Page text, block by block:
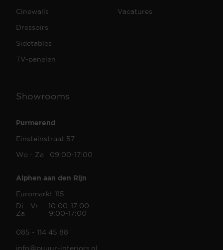
Cinewalls
Dressoirs
Sidetables
TV-panelen
Vacatures
Showrooms
Purmerend
Einsteinstraat 57
Wo - Za 09:00-17:00
Alphen aan den Rijn
Euromarkt 115
Di - Vr 10:00-17:00
Za 9:00-17:00
085 - 114 45 88
info@puuur-interiors.nl